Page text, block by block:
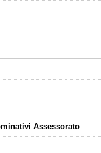
Assessorato